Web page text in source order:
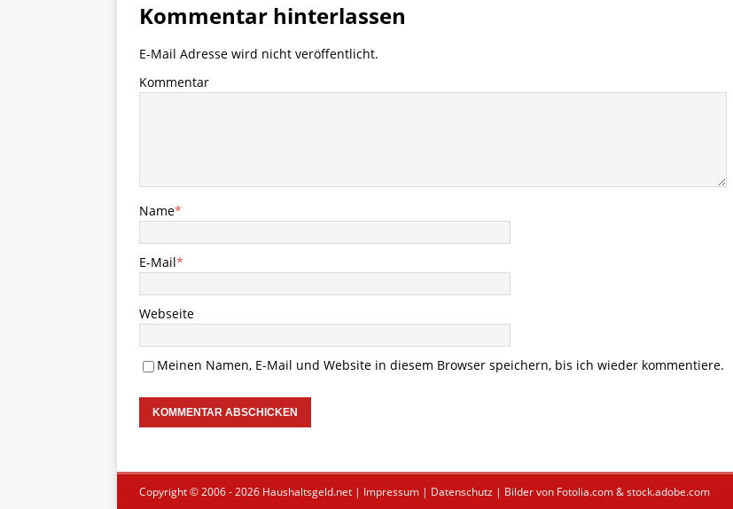
Kommentar hinterlassen
E-Mail Adresse wird nicht veröffentlicht.
Kommentar
Name*
E-Mail*
Webseite
Meinen Namen, E-Mail und Website in diesem Browser speichern, bis ich wieder kommentiere.
Copyright © 2006 - 2026 Haushaltsgeld.net | Impressum | Datenschutz | Bilder von Fotolia.com & stock.adobe.com